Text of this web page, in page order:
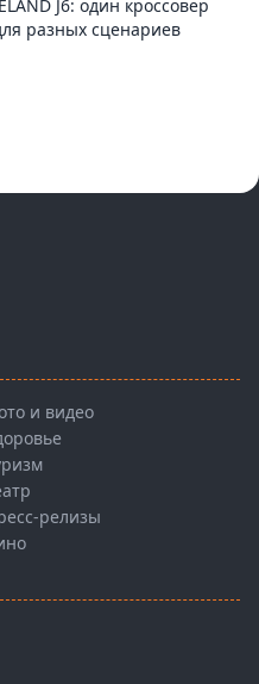
J6: один кроссовер
разных сценариев
и видео
релизы